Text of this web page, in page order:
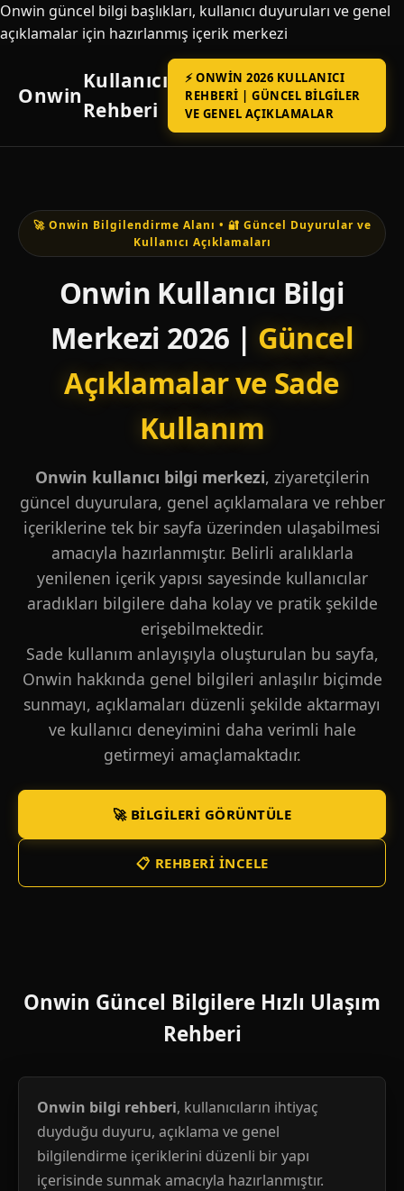
Onwin güncel bilgi başlıkları, kullanıcı duyuruları ve genel
açıklamalar için hazırlanmış içerik merkezi
Onwin
Kullanıcı
Rehberi
⚡ ONWIN 2026 KULLANICI
REHBERI | GÜNCEL BILGILER
VE GENEL AÇIKLAMALAR
🚀 Onwin Bilgilendirme Alanı • 🔐 Güncel Duyurular ve
Kullanıcı Açıklamaları
Onwin Kullanıcı Bilgi
Merkezi 2026 | Güncel
Açıklamalar ve Sade
Kullanım
Onwin kullanıcı bilgi merkezi, ziyaretçilerin
güncel duyurulara, genel açıklamalara ve rehber
içeriklerine tek bir sayfa üzerinden ulaşabilmesi
amacıyla hazırlanmıştır. Belirli aralıklarla
yenilenen içerik yapısı sayesinde kullanıcılar
aradıkları bilgilere daha kolay ve pratik şekilde
erişebilmektedir.
Sade kullanım anlayışıyla oluşturulan bu sayfa,
Onwin hakkında genel bilgileri anlaşılır biçimde
sunmayı, açıklamaları düzenli şekilde aktarmayı
ve kullanıcı deneyimini daha verimli hale
getirmeyi amaçlamaktadır.
🚀 BILGILERI GÖRÜNTÜLE
📋 REHBERI İNCELE
Onwin Güncel Bilgilere Hızlı Ulaşım
Rehberi
Onwin bilgi rehberi, kullanıcıların ihtiyaç
duyduğu duyuru, açıklama ve genel
bilgilendirme içeriklerini düzenli bir yapı
içerisinde sunmak amacıyla hazırlanmıştır.